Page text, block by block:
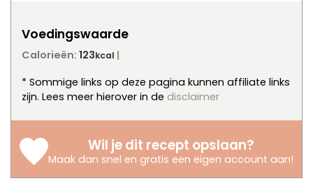
Voedingswaarde
Calorieën: 123kcal
* Sommige links op deze pagina kunnen affiliate links
zijn. Lees meer hierover in de
disclaimer
Wil je dit recept opslaan?
Maak dan snel en gratis een eigen account aan!